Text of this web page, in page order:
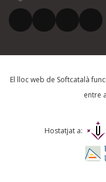
El vostre correu
Què proposeu?
Comentari *
El lloc web de Softcatalà
entre
Hostatjat a: